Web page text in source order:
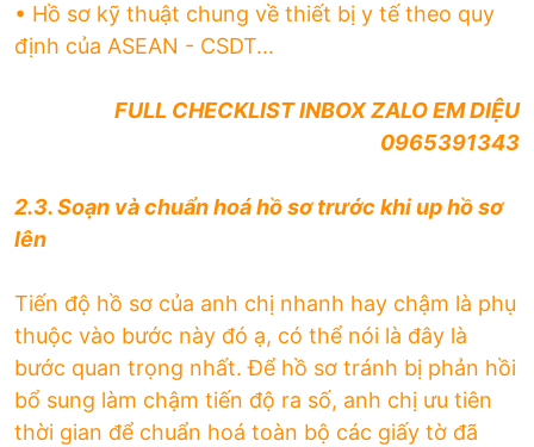
• Hồ sơ kỹ thuật chung về thiết bị y tế theo quy
định của ASEAN - CSDT...
FULL CHECKLIST INBOX ZALO EM DIỆU
0965391343
2.3. Soạn và chuẩn hoá hồ sơ trước khi up hồ sơ
lên
Tiến độ hồ sơ của anh chị nhanh hay chậm là phụ
thuộc vào bước này đó ạ, có thể nói là đây là
bước quan trọng nhất. Để hồ sơ tránh bị phản hồi
bổ sung làm chậm tiến độ ra số, anh chị ưu tiên
thời gian để chuẩn hoá toàn bộ các giấy tờ đã